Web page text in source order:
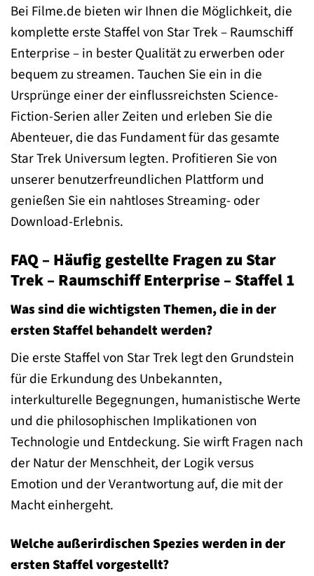
Bei Filme.de bieten wir Ihnen die Möglichkeit, die
komplette erste Staffel von Star Trek – Raumschiff
Enterprise – in bester Qualität zu erwerben oder
bequem zu streamen. Tauchen Sie ein in die
Ursprünge einer der einflussreichsten Science-
Fiction-Serien aller Zeiten und erleben Sie die
Abenteuer, die das Fundament für das gesamte
Star Trek Universum legten. Profitieren Sie von
unserer benutzerfreundlichen Plattform und
genießen Sie ein nahtloses Streaming- oder
Download-Erlebnis.
FAQ – Häufig gestellte Fragen zu Star
Trek – Raumschiff Enterprise – Staffel 1
Was sind die wichtigsten Themen, die in der
ersten Staffel behandelt werden?
Die erste Staffel von Star Trek legt den Grundstein
für die Erkundung des Unbekannten,
interkulturelle Begegnungen, humanistische Werte
und die philosophischen Implikationen von
Technologie und Entdeckung. Sie wirft Fragen nach
der Natur der Menschheit, der Logik versus
Emotion und der Verantwortung auf, die mit der
Macht einhergeht.
Welche außerirdischen Spezies werden in der
ersten Staffel vorgestellt?